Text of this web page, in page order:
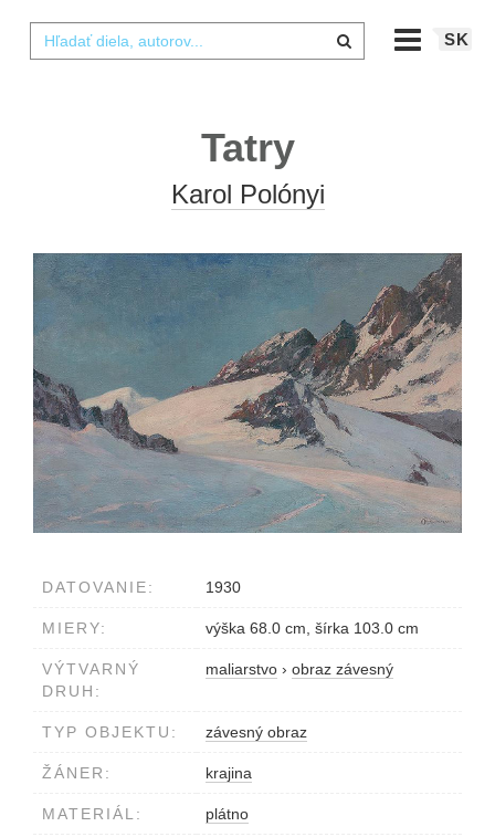
SK
Tatry
Karol Polónyi
DATOVANIE: 1930
MIERY: výška 68.0 cm, šírka 103.0 cm
VÝTVARNÝ
DRUH:
maliarstvo › obraz závesný
TYP OBJEKTU: závesný obraz
ŽÁNER: krajina
MATERIÁL: plátno